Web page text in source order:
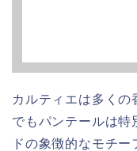
カルティエは多くの
でもパンテールは特
ドの象徴的なモチ